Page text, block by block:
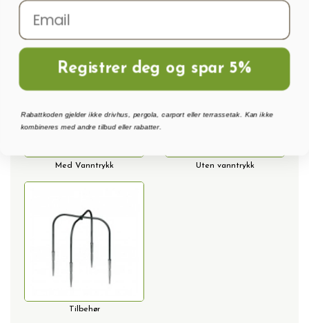
Med Vanntrykk Uten vanntrykk
Tilbehør
Registrer deg og spar 5%
Rabattkoden gjelder ikke drivhus, pergola, carport eller terrassetak. Kan ikke
kombineres med andre tilbud eller rabatter.